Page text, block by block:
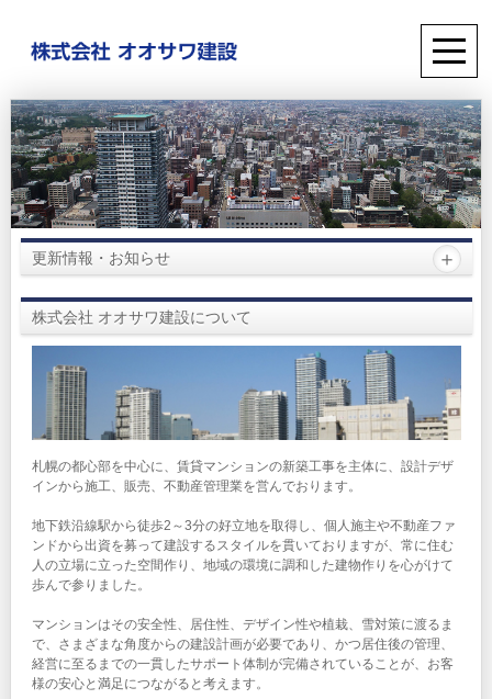
更新情報・お知らせ
株式会社 オオサワ建設について
札幌の都心部を中心に、賃貸マンションの新築工事を主体に、設計デザ
インから施工、販売、不動産管理業を営んでおります。
地下鉄沿線駅から徒歩2～3分の好立地を取得し、個人施主や不動産ファ
ンドから出資を募って建設するスタイルを貫いておりますが、常に住む
人の立場に立った空間作り、地域の環境に調和した建物作りを心がけて
歩んで参りました。
マンションはその安全性、居住性、デザイン性や植栽、雪対策に渡るま
で、さまざまな角度からの建設計画が必要であり、かつ居住後の管理、
経営に至るまでの一貫したサポート体制が完備されていることが、お客
様の安心と満足につながると考えます。